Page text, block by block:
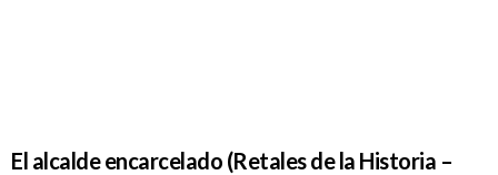
El alcalde encarcelado (Retales de la Historia –